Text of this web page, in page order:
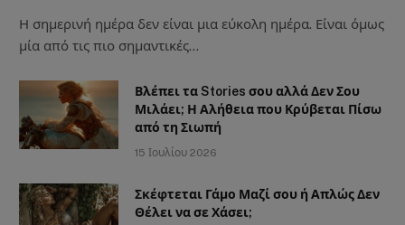
Η σημερινή ημέρα δεν είναι μια εύκολη ημέρα. Είναι όμως
μία από τις πιο σημαντικές…
Βλέπει τα Stories σου αλλά Δεν Σου
Μιλάει; Η Αλήθεια που Κρύβεται Πίσω
από τη Σιωπή
15 Ιουλίου 2026
Σκέφτεται Γάμο Μαζί σου ή Απλώς Δεν
Θέλει να σε Χάσει;